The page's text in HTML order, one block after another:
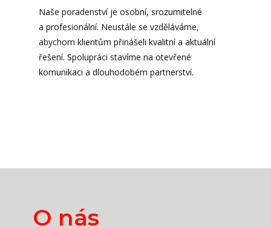
Naše poradenství je osobní, srozumitelné
a profesionální. Neustále se vzděláváme,
abychom klientům přinášeli kvalitní a aktuální
řešení. Spolupráci stavíme na otevřené
komunikaci a dlouhodobém partnerství.
O nás